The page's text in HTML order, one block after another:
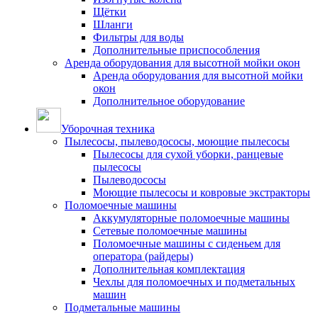
Щётки
Шланги
Фильтры для воды
Дополнительные приспособления
Аренда оборудования для высотной мойки окон
Аренда оборудования для высотной мойки
окон
Дополнительное оборудование
Уборочная техника
Пылесосы, пылеводососы, моющие пылесосы
Пылесосы для сухой уборки, ранцевые
пылесосы
Пылеводососы
Моющие пылесосы и ковровые экстракторы
Поломоечные машины
Аккумуляторные поломоечные машины
Сетевые поломоечные машины
Поломоечные машины с сиденьем для
оператора (райдеры)
Дополнительная комплектация
Чехлы для поломоечных и подметальных
машин
Подметальные машины